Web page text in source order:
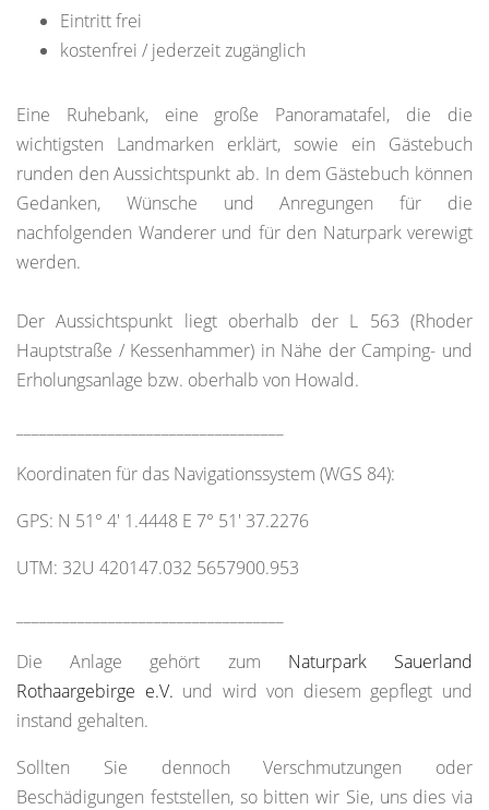
Eintritt frei
kostenfrei / jederzeit zugänglich
Eine Ruhebank, eine große Panoramatafel, die die
wichtigsten Landmarken erklärt, sowie ein Gästebuch
runden den Aussichtspunkt ab. In dem Gästebuch können
Gedanken, Wünsche und Anregungen für die
nachfolgenden Wanderer und für den Naturpark verewigt
werden.
Der Aussichtspunkt liegt oberhalb der L 563 (Rhoder
Hauptstraße / Kessenhammer) in Nähe der Camping- und
Erholungsanlage bzw. oberhalb von Howald.
Koordinaten für das Navigationssystem (WGS 84):
GPS: N 51° 4' 1.4448 E 7° 51' 37.2276
UTM: 32U 420147.032 5657900.953
Die Anlage gehört zum Naturpark Sauerland
Rothaargebirge e.V. und wird von diesem gepflegt und
instand gehalten.
Sollten Sie dennoch Verschmutzungen oder
Beschädigungen feststellen, so bitten wir Sie, uns dies via